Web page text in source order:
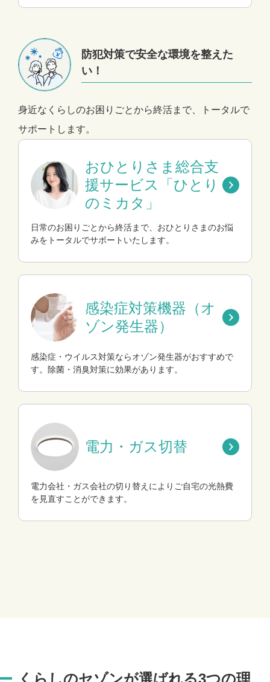
防犯対策で安全な環境を整えた
い！
身近なくらしのお困りごとから終活まで、トータルで
サポートします。
おひとりさま総合支
援サービス「ひとり
のミカタ」
日常のお困りごとから終活まで、おひとりさまのお悩
みをトータルでサポートいたします。
感染症対策機器（オ
ゾン発生器）
感染症・ウイルス対策ならオゾン発生器がおすすめで
す。除菌・消臭対策に効果があります。
電力・ガス切替
電力会社・ガス会社の切り替えによりご自宅の光熱費
を見直すことができます。
くらしのセゾンが選ばれる3つの理